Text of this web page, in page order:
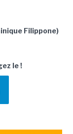
Filippone)
le !